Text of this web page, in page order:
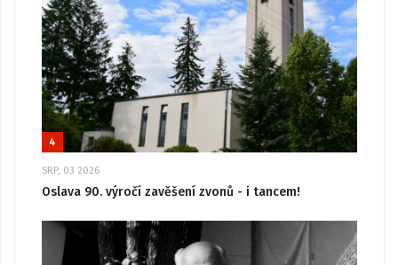
4
SRP, 03 2026
Oslava 90. výročí zavěšení zvonů - i tancem!